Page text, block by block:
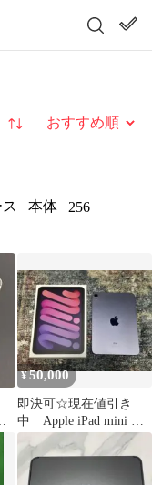
並び替え
本体
256
¥50,000
即決可☆現在値引き
中 Apple iPad mini 第6
世代 64GB